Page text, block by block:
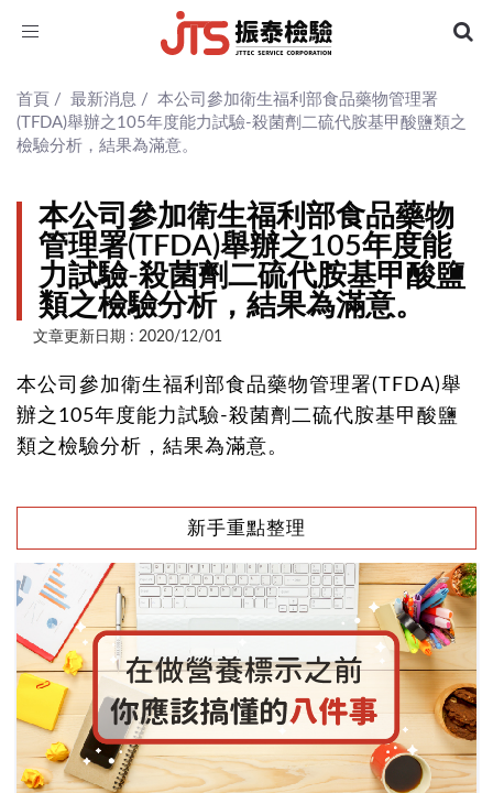
Toggle
首頁 / 最新消息 / 本公司參加衛生福利部食品藥物管理署
(TFDA)舉辦之105年度能力試驗-殺菌劑二硫代胺基甲酸鹽類之
檢驗分析，結果為滿意。
本公司參加衛生福利部食品藥物
管理署(TFDA)舉辦之105年度能
力試驗-殺菌劑二硫代胺基甲酸鹽
類之檢驗分析，結果為滿意。
文章更新日期 : 2020/12/01
本公司參加衛生福利部食品藥物管理署(TFDA)舉
辦之105年度能力試驗-殺菌劑二硫代胺基甲酸鹽
類之檢驗分析，結果為滿意。
新手重點整理